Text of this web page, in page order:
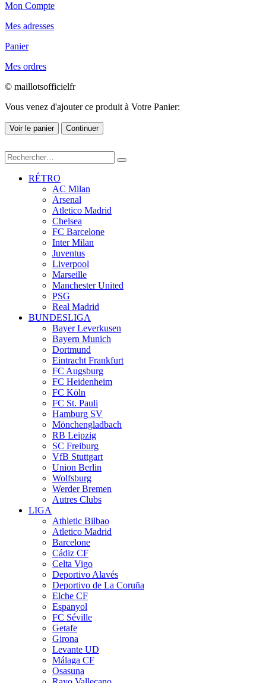
Mon Compte
Mes adresses
Panier
Mes ordres
© maillotsofficielfr
Vous venez d'ajouter ce produit à Votre Panier:
Voir le panier Continuer
RÉTRO
AC Milan
Arsenal
Atletico Madrid
Chelsea
FC Barcelone
Inter Milan
Juventus
Liverpool
Marseille
Manchester United
PSG
Real Madrid
BUNDESLIGA
Bayer Leverkusen
Bayern Munich
Dortmund
Eintracht Frankfurt
FC Augsburg
FC Heidenheim
FC Köln
FC St. Pauli
Hamburg SV
Mönchengladbach
RB Leipzig
SC Freiburg
VfB Stuttgart
Union Berlin
Wolfsburg
Werder Bremen
Autres Clubs
LIGA
Athletic Bilbao
Atletico Madrid
Barcelone
Cádiz CF
Celta Vigo
Deportivo Alavés
Deportivo de La Coruña
Elche CF
Espanyol
FC Séville
Getafe
Girona
Levante UD
Málaga CF
Osasuna